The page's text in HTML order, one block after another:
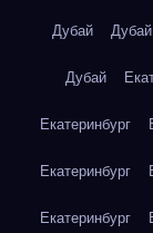
Дубай Дубай
Дубай
Екатеринбург
Екатеринбург
Екатеринбург